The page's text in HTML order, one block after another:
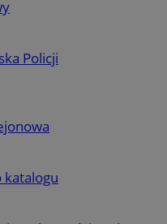
Policji